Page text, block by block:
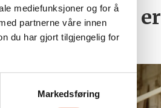
mediefunksjoner og for å
partnerne våre innen
du har gjort tilgjengelig for
Markedsføring
synes det er
jobb